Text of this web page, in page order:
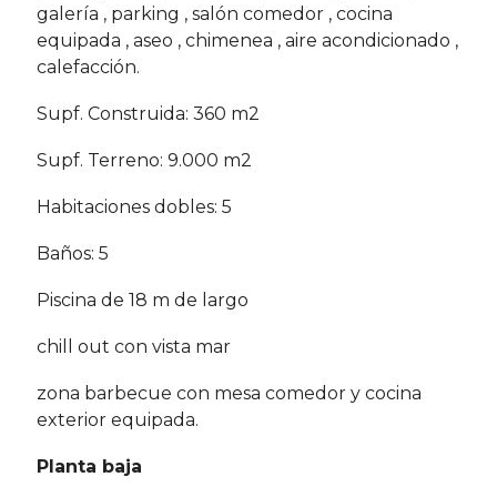
galería , parking , salón comedor , cocina
equipada , aseo , chimenea , aire acondicionado ,
calefacción.
Supf. Construida: 360 m2
Supf. Terreno: 9.000 m2
Habitaciones dobles: 5
Baños: 5
Piscina de 18 m de largo
chill out con vista mar
zona barbecue con mesa comedor y cocina
exterior equipada.
Planta baja